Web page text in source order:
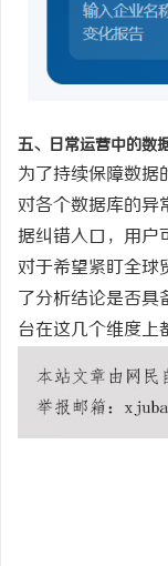
五、日常运营中的数
为了持续保障数据
对各个数据库的异
据纠错入口，用户
对于希望紧盯全球
了分析结论是否具
台在这几个维度上